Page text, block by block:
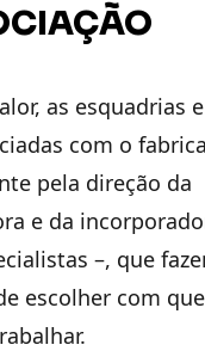
as esquadrias
com o
pela direção da
e da
–, que
escolher com